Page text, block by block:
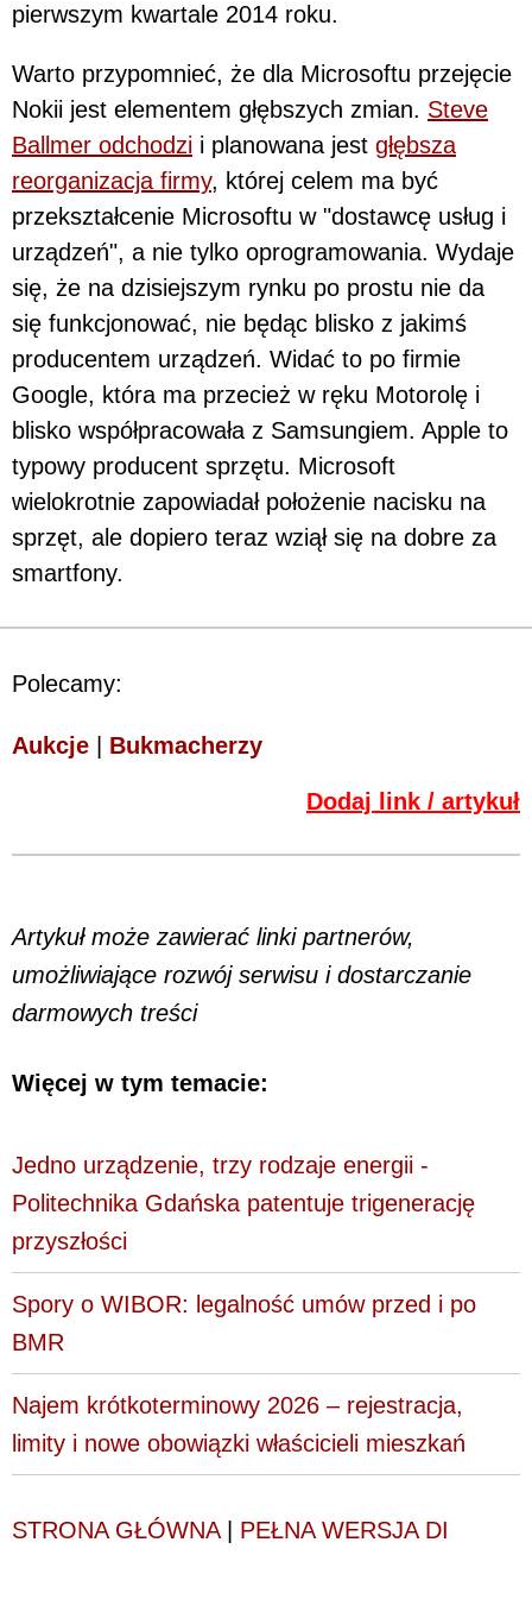
pierwszym kwartale 2014 roku.
Warto przypomnieć, że dla Microsoftu przejęcie
Nokii jest elementem głębszych zmian. Steve
Ballmer odchodzi i planowana jest głębsza
reorganizacja firmy, której celem ma być
przekształcenie Microsoftu w "dostawcę usług i
urządzeń", a nie tylko oprogramowania. Wydaje
się, że na dzisiejszym rynku po prostu nie da
się funkcjonować, nie będąc blisko z jakimś
producentem urządzeń. Widać to po firmie
Google, która ma przecież w ręku Motorolę i
blisko współpracowała z Samsungiem. Apple to
typowy producent sprzętu. Microsoft
wielokrotnie zapowiadał położenie nacisku na
sprzęt, ale dopiero teraz wziął się na dobre za
smartfony.
Polecamy:
Aukcje Bukmacherzy
Dodaj link / artykuł
Artykuł może zawierać linki partnerów,
umożliwiające rozwój serwisu i dostarczanie
darmowych treści
Więcej w tym temacie:
Jedno urządzenie, trzy rodzaje energii -
Politechnika Gdańska patentuje trigenerację
przyszłości
Spory o WIBOR: legalność umów przed i po
BMR
Najem krótkoterminowy 2026 – rejestracja,
limity i nowe obowiązki właścicieli mieszkań
STRONA GŁÓWNA| PEŁNA WERSJA DI